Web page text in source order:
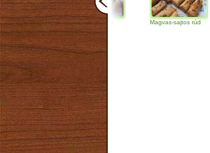
Csokoládés-diós
szendvics
Magvas-sajtos rúd